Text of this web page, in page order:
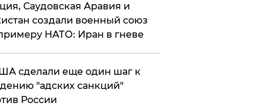
Саудовская Аравия и
создали военный союз
НАТО: Иран в гневе
сделали еще один шаг к
"адских санкций"
России